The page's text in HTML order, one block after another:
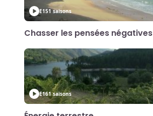
E151 saisons
Chasser les pensées négatives
E161 saisons